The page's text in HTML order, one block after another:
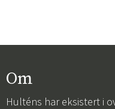
Om
Hulténs har eksistert i